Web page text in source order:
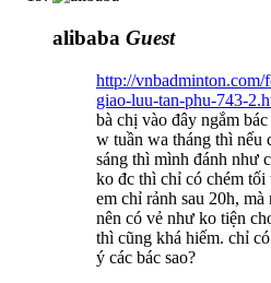
alibaba Guest
http://
giao-luu-tan-phu-743-
bà chị vào đây ngắm
w tuần wa tháng thì nếu
sáng thì mình đánh như
ko đc thì chỉ có chém
em chỉ rảnh sau 20h,
nên có vẻ như ko tiện
thì cũng khá hiếm. chỉ
ý các bác sao?